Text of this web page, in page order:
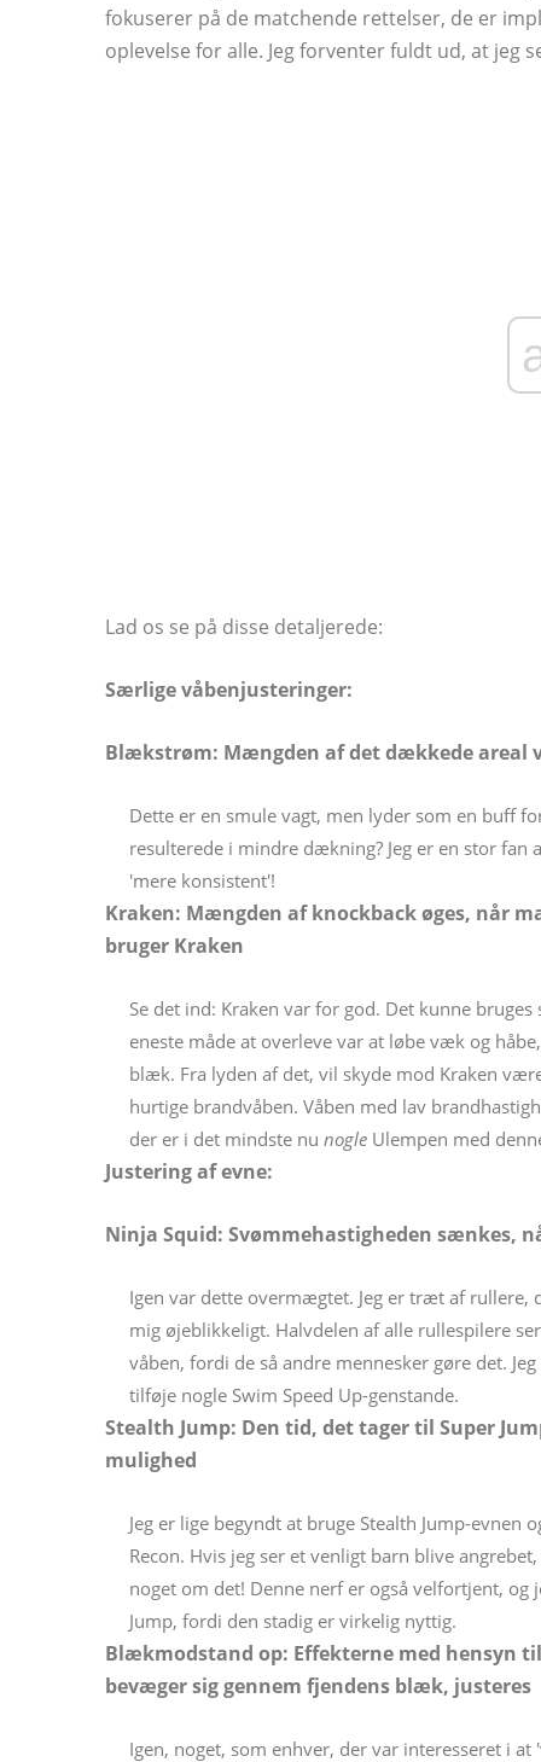
fokuserer på de matchende rettelser, de er
oplevelse for alle. Jeg forventer fuldt ud, at jeg
Lad os se på disse detaljerede:
Særlige våbenjusteringer:
Blækstrøm: Mængden af ​​det dækkede areal
Dette er en smule vagt, men lyder som en buff
resulterede i mindre dækning? Jeg er en stor
'mere konsistent'!
Kraken: Mængden af ​​knockback øges, når
bruger Kraken
Se det ind: Kraken var for god. Det kunne
eneste måde at overleve var at løbe væk og
blæk. Fra lyden af ​​det, vil skyde mod Kraken
hurtige brandvåben. Våben med lav
der er i det mindste nu nogle Ulempen med
Justering af evne:
Ninja Squid: Svømmehastigheden sænkes,
Igen var dette overmægtet. Jeg er træt af
mig øjeblikkeligt. Halvdelen af ​​alle rullespilere
våben, fordi de så andre mennesker gøre det.
tilføje nogle Swim Speed ​​Up-genstande.
Stealth Jump: Den tid, det tager til Super
mulighed
Jeg er lige begyndt at bruge Stealth Jump-evnen
Recon. Hvis jeg ser et venligt barn blive
noget om det! Denne nerf er også velfortjent,
Jump, fordi den stadig er virkelig nyttig.
Blækmodstand op: Effekterne med hensyn
bevæger sig gennem fjendens blæk, justeres
Igen, noget, som enhver, der var interesseret i